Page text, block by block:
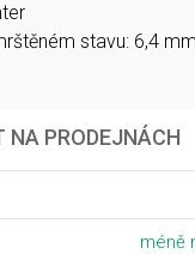
stavu: 6,4 mm
NA PRODEJNÁCH
méně